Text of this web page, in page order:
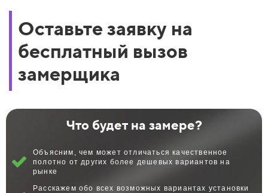
Оставьте заявку на
бесплатный вызов
замерщика
Что будет на замере?
Объясним, чем может отличаться качественное
полотно от других более дешевых вариантов на
рынке
Расскажем обо всех возможных вариантах установки